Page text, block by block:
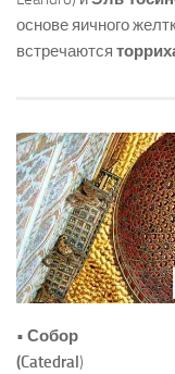
основе яичного
встречаются
• Собор
(Catedral)